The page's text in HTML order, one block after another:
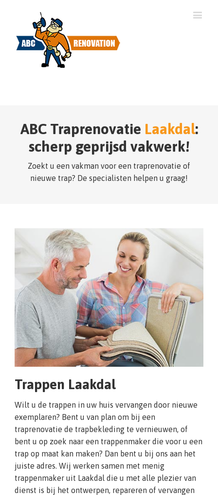
ABC Traprenovatie Laakdal:
scherp geprijsd vakwerk!
Zoekt u een vakman voor een traprenovatie of
nieuwe trap? De specialisten helpen u graag!
Trappen Laakdal
Wilt u de trappen in uw huis vervangen door nieuwe
exemplaren? Bent u van plan om bij een
traprenovatie de trapbekleding te vernieuwen, of
bent u op zoek naar een trappenmaker die voor u een
trap op maat kan maken? Dan bent u bij ons aan het
juiste adres. Wij werken samen met menig
trappenmaker uit Laakdal die u met alle plezier van
dienst is bij het ontwerpen, repareren of vervangen